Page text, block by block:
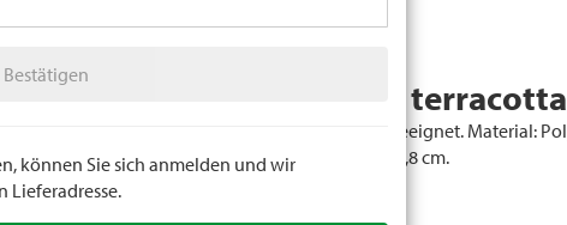
Topf Cilindro
Für den Aussenbereich geeignet. Material:
Terracotta. Masse: 60 × 41,8 cm.
Bestätigen
können Sie sich anmelden und wir
Lieferadresse.